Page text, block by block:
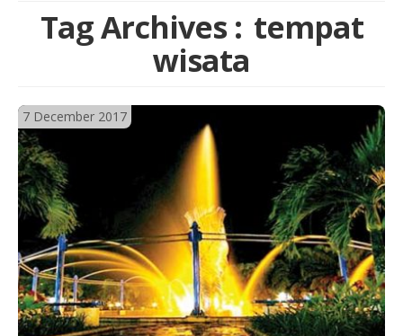
Tag Archives : tempat
wisata
7 December 2017